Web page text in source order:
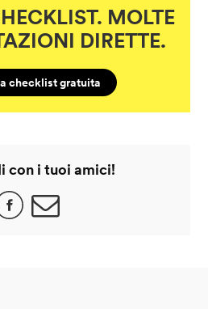
MOLTE
DIRETTE.
checklist gratuita
con i tuoi amici!